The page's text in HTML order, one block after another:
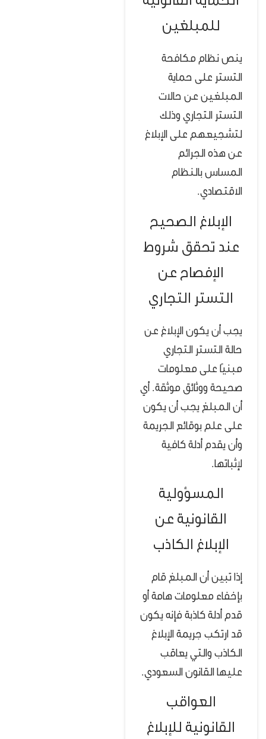
للمبلغين
ينص نظام مكافحة
التستر على حماية
المبلغين عن حالات
التستر التجاري وذلك
لتشجيعهم على الإبلاغ
عن هذه الجرائم
المساس بالنظام
الاقتصادي.
الإبلاغ الصحيح
عند تحقق شروط
الإفصاح عن
التستر التجاري
يجب أن يكون الإبلاغ عن
حالة التستر التجاري
مبنيًا على معلومات
صحيحة ووثائق موثقة. أي
أن المبلغ يجب أن يكون
على علم بوقائع الجريمة
وأن يقدم أدلة كافية
لإثباتها.
المسؤولية
القانونية عن
الإبلاغ الكاذب
إذا تبين أن المبلغ قام
بإخفاء معلومات هامة أو
قدم أدلة كاذبة فإنه يكون
قد ارتكب جريمة الإبلاغ
الكاذب والتي يعاقب
عليها القانون السعودي.
العواقب
القانونية للإبلاغ